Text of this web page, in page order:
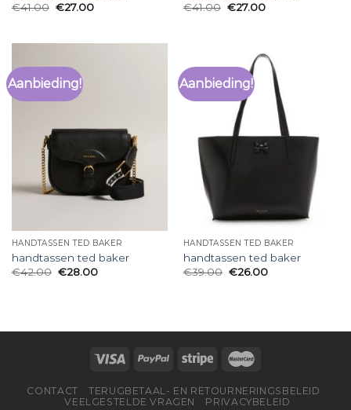
€41.00 €27.00
€41.00 €27.00
Aanbieding!
HANDTASSEN TED BAKER
handtassen ted baker
€42.00 €28.00
Aanbieding!
HANDTASSEN TED BAKER
handtassen ted baker
€39.00 €26.00
CONTACT
TERUGBETAAL- EN RETOURNERINGSBELEID
VEELGESTELDE VRAGEN
PRIVACYBELEID